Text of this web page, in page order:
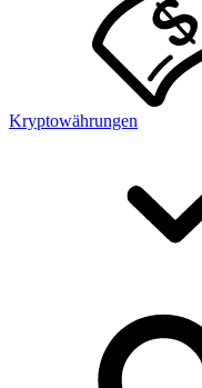
Kryptowährungen